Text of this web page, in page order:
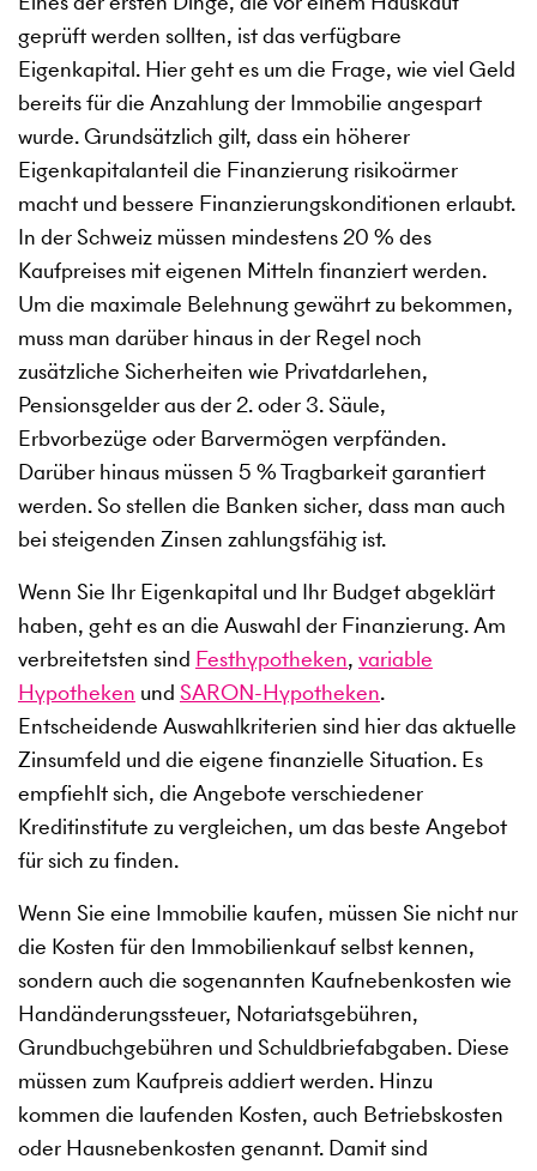
geprüft werden sollten, ist das verfügbare
Eigenkapital. Hier geht es um die Frage, wie viel Geld
bereits für die Anzahlung der Immobilie angespart
wurde. Grundsätzlich gilt, dass ein höherer
Eigenkapitalanteil die Finanzierung risikoärmer
macht und bessere Finanzierungskonditionen erlaubt.
In der Schweiz müssen mindestens 20 % des
Kaufpreises mit eigenen Mitteln finanziert werden.
Um die maximale Belehnung gewährt zu bekommen,
muss man darüber hinaus in der Regel noch
zusätzliche Sicherheiten wie Privatdarlehen,
Pensionsgelder aus der 2. oder 3. Säule,
Erbvorbezüge oder Barvermögen verpfänden.
Darüber hinaus müssen 5 % Tragbarkeit garantiert
werden. So stellen die Banken sicher, dass man auch
bei steigenden Zinsen zahlungsfähig ist.
Wenn Sie Ihr Eigenkapital und Ihr Budget abgeklärt
haben, geht es an die Auswahl der Finanzierung. Am
verbreitetsten sind Festhypotheken, variable
Hypotheken und SARON-Hypotheken.
Entscheidende Auswahlkriterien sind hier das aktuelle
Zinsumfeld und die eigene finanzielle Situation. Es
empfiehlt sich, die Angebote verschiedener
Kreditinstitute zu vergleichen, um das beste Angebot
für sich zu finden.
Wenn Sie eine Immobilie kaufen, müssen Sie nicht nur
die Kosten für den Immobilienkauf selbst kennen,
sondern auch die sogenannten Kaufnebenkosten wie
Handänderungssteuer, Notariatsgebühren,
Grundbuchgebühren und Schuldbriefabgaben. Diese
müssen zum Kaufpreis addiert werden. Hinzu
kommen die laufenden Kosten, auch Betriebskosten
oder Hausnebenkosten genannt. Damit sind